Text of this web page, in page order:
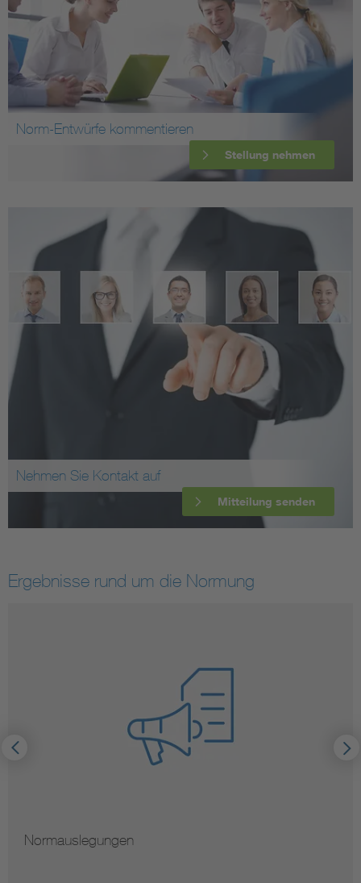
Norm-Entwürfe kommentieren
Stellung nehmen
Nehmen Sie Kontakt auf
Mitteilung senden
Ergebnisse rund um die Normung
Normauslegungen